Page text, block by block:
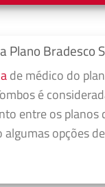
Plano Bradesco
de médico do
é
entre os planos
algumas opções